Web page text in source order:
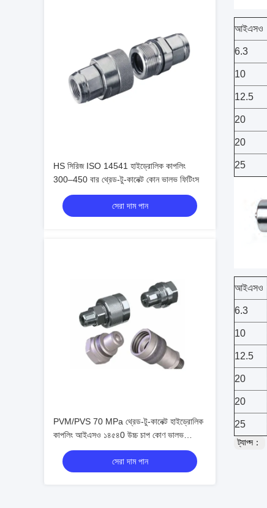
HS সিরিজ ISO 14541 হাইড্রোলিক কাপলিং
300–450 বার থ্রেড-টু-কানেক্ট কোন ভালভ ফিটিংস
সেরা দাম পান
PVM/PVS 70 MPa থ্রেড-টু-কানেক্ট হাইড্রোলিক
কাপলিং আইএসও ১৪৫৪0 উচ্চ চাপ কোণ ভালভ
সংযোগকারী
সেরা দাম পান
আইএসও
6.3
10
12.5
20
20
25
আইএসও
6.3
10
12.5
20
20
25
ট্যাগ্স：